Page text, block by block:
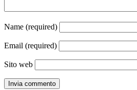
Name (required)
Email (required)
Sito web